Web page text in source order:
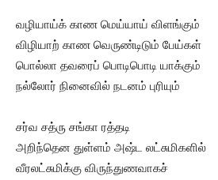
வழியாய்க் காண மெய்யாய் விளங்கும்
விழியாற் காண வெருண்டிடும் பேய்கள்
பொல்லா தவரைப் பொடிபொடி யாக்கும்
நல்லோர் நினைவில் நடனம் புரியும்
சர்வ சத்ரு சங்கா ரத்தடி
அறிந்தென துள்ளம் அஷ்ட லட்சுமிகளில்
வீரலட்சுமிக்கு விருந்துணவாகச்